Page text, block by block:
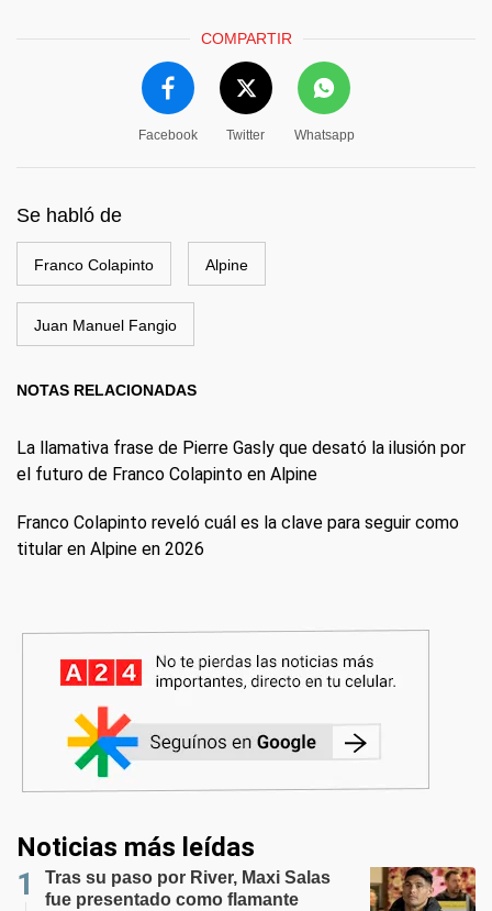
COMPARTIR
Facebook Twitter Whatsapp
Se habló de
Franco Colapinto Alpine
Juan Manuel Fangio
NOTAS RELACIONADAS
La llamativa frase de Pierre Gasly que desató la ilusión por
el futuro de Franco Colapinto en Alpine
Franco Colapinto reveló cuál es la clave para seguir como
titular en Alpine en 2026
Noticias más leídas
Tras su paso por River, Maxi Salas
fue presentado como flamante